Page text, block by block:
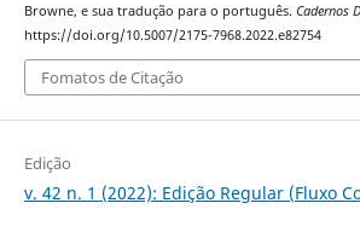
Browne, e sua tradução para o português. Cadernos
https://doi.org/10.5007/2175-7968.2022.e82754
Fomatos de Citação
Edição
v. 42 n. 1 (2022): Edição Regular (Fluxo